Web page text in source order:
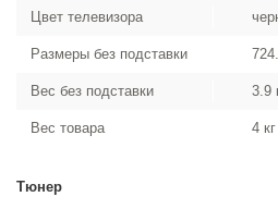
Цвет телевизора
Размеры без подставки
Вес без подставки 3.9
Вес товара 4 кг
Тюнер